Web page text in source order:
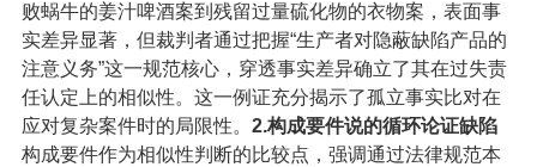
败蜗牛的姜汁啤酒案到残留过量硫化物的衣物案，表面事
实差异显著，但裁判者通过把握“生产者对隐蔽缺陷产品的
注意义务”这一规范核心，穿透事实差异确立了其在过失责
任认定上的相似性。这一例证充分揭示了孤立事实比对在
应对复杂案件时的局限性。 2.构成要件说的循环论证缺陷
构成要件作为相似性判断的比较点，强调通过法律规范本